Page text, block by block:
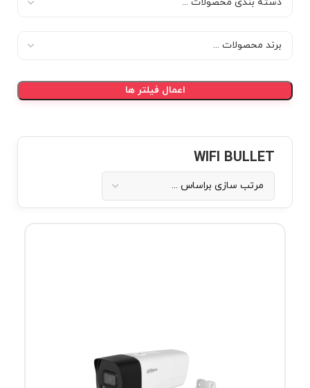
اعمال فیلتر ها
WIFI BULLET